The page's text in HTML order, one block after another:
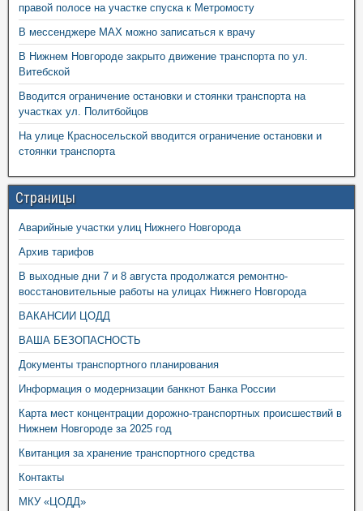
правой полосе на участке спуска к Метромосту
В мессенджере MAX можно записаться к врачу
В Нижнем Новгороде закрыто движение транспорта по ул.
Витебской
Вводится ограничение остановки и стоянки транспорта на
участках ул. Политбойцов
На улице Красносельской вводится ограничение остановки и
стоянки транспорта
Страницы
Аварийные участки улиц Нижнего Новгорода
Архив тарифов
В выходные дни 7 и 8 августа продолжатся ремонтно-
восстановительные работы на улицах Нижнего Новгорода
ВАКАНСИИ ЦОДД
ВАША БЕЗОПАСНОСТЬ
Документы транспортного планирования
Информация о модернизации банкнот Банка России
Карта мест концентрации дорожно-транспортных происшествий в
Нижнем Новгороде за 2025 год
Квитанция за хранение транспортного средства
Контакты
МКУ «ЦОДД»